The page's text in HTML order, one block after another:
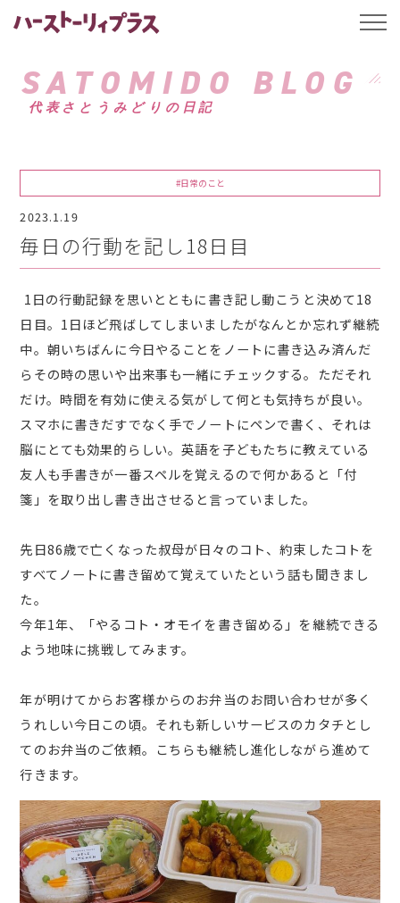
ハーストーリィプ
SATOMIDO BLOG
代表さとうみどりの日記
#日常のこと
2023.1.19
毎日の行動を記し18日目
1日の行動記録を思いとともに書き記し動こうと決めて18
日目。1日ほど飛ばしてしまいましたがなんとか忘れず継続
中。朝いちばんに今日やることをノートに書き込み済んだ
らその時の思いや出来事も一緒にチェックする。ただそれ
だけ。時間を有効に使える気がして何とも気持ちが良い。
スマホに書きだすでなく手でノートにペンで書く、それは
脳にとても効果的らしい。英語を子どもたちに教えている
友人も手書きが一番スペルを覚えるので何かあると「付
箋」を取り出し書き出させると言っていました。
先日86歳で亡くなった叔母が日々のコト、約束したコトを
すべてノートに書き留めて覚えていたという話も聞きまし
た。
今年1年、「やるコト・オモイを書き留める」を継続できる
よう地味に挑戦してみます。
年が明けてからお客様からのお弁当のお問い合わせが多く
うれしい今日この頃。それも新しいサービスのカタチとし
てのお弁当のご依頼。こちらも継続し進化しながら進めて
行きます。
t
l
a